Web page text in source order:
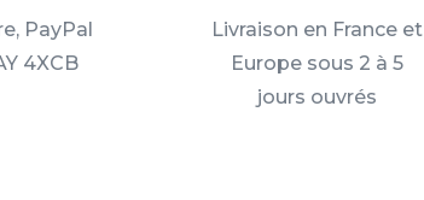
PayPal
4XCB
Livraison en France et
Europe sous 2 à 5
jours ouvrés